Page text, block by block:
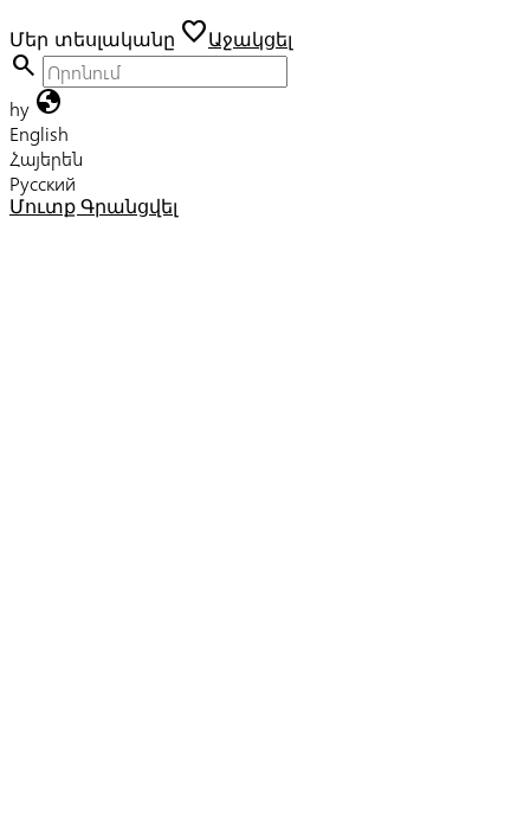
Մեր տեսլականը favoriteԱջակցել
search
hy globe
English
Հայերեն
Русский
Մուտք Գրանցվել